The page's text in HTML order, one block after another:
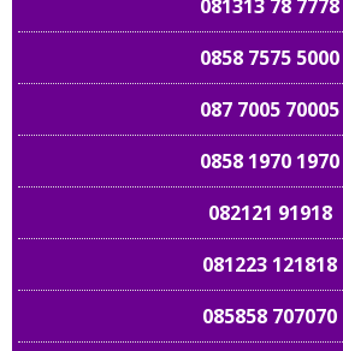
081313 78 7778
0858 7575 5000
087 7005 70005
0858 1970 1970
082121 91918
081223 121818
085858 707070